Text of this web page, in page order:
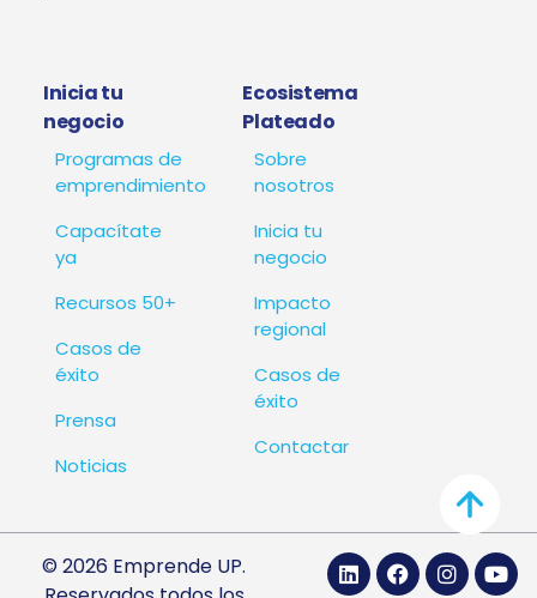
Inicia tu
negocio
Programas de
emprendimiento
Capacítate
ya
Recursos 50+
Casos de
éxito
Prensa
Noticias
Ecosistema
Plateado
Sobre
nosotros
Inicia tu
negocio
Impacto
regional
Casos de
éxito
Contactar
© 2026 Emprende UP.